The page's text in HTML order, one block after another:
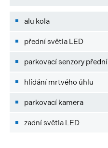
alu kola
přední světla LED
parkovací senzory přední
hlídání mrtvého úhlu
parkovací kamera
zadní světla LED